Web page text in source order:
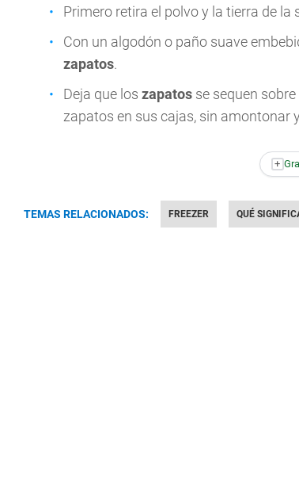
Primero retira el polvo y la tierra de la
Con un algodón o paño suave
zapatos.
Deja que los zapatos se sequen
zapatos en sus cajas, sin amontonar
+
TEMAS RELACIONADOS: FREEZER QUÉ